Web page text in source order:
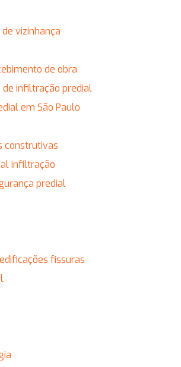
de vizinhança
de obra
de infiltração predial
em São Paulo
construtivas
infiltração
predial
fissuras